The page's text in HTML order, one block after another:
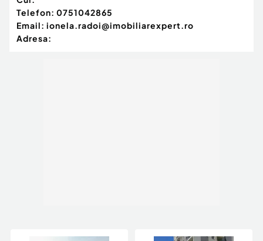
Telefon: 0751042865
Email: ionela.radoi@imobiliarexpert.ro
Adresa: